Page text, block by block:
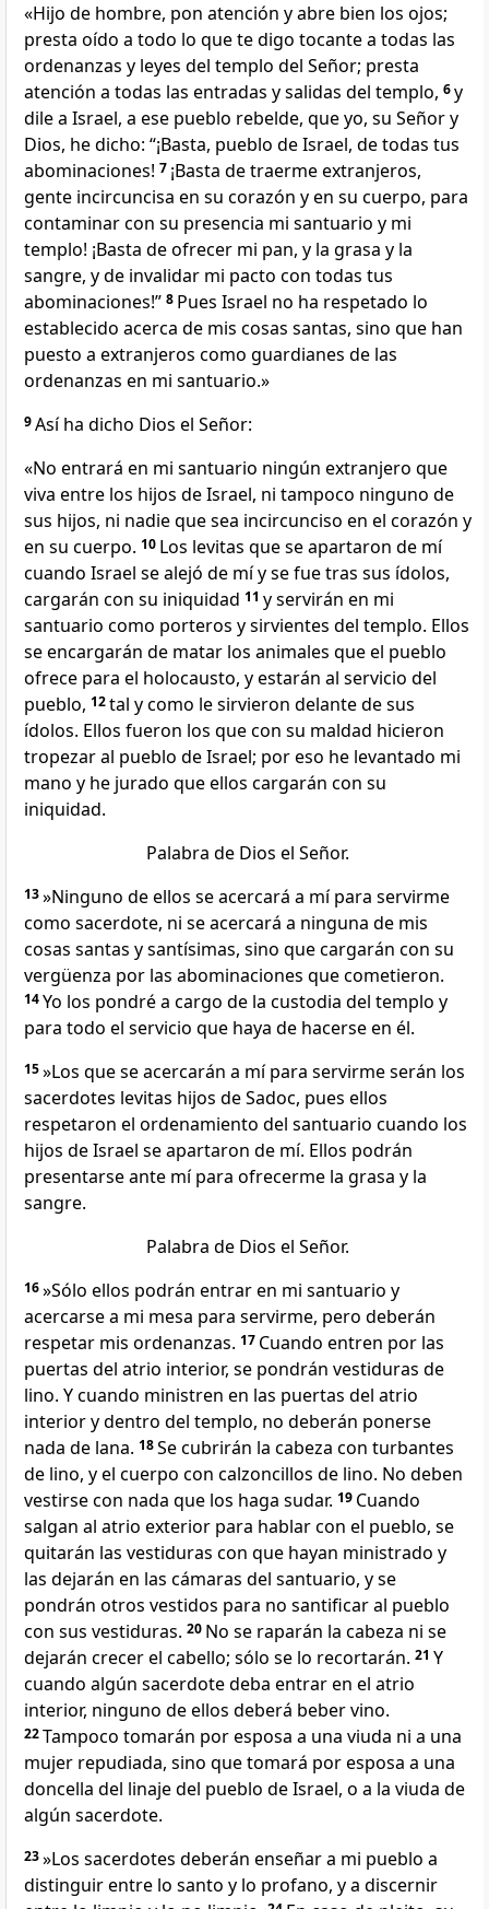
«Hijo de hombre, pon atención y abre bien los ojos;
presta oído a todo lo que te digo tocante a todas las
ordenanzas y leyes del templo del Señor; presta
atención a todas las entradas y salidas del templo, 6y
dile a Israel, a ese pueblo rebelde, que yo, su Señor y
Dios, he dicho: “¡Basta, pueblo de Israel, de todas tus
abominaciones! 7 ¡Basta de traerme extranjeros,
gente incircuncisa en su corazón y en su cuerpo, para
contaminar con su presencia mi santuario y mi
templo! ¡Basta de ofrecer mi pan, y la grasa y la
sangre, y de invalidar mi pacto con todas tus
abominaciones!” 8 Pues Israel no ha respetado lo
establecido acerca de mis cosas santas, sino que han
puesto a extranjeros como guardianes de las
ordenanzas en mi santuario.»
9Así ha dicho Dios el Señor:
«No entrará en mi santuario ningún extranjero que
viva entre los hijos de Israel, ni tampoco ninguno de
sus hijos, ni nadie que sea incircunciso en el corazón y
en su cuerpo. 10 Los levitas que se apartaron de mí
cuando Israel se alejó de mí y se fue tras sus ídolos,
cargarán con su iniquidad 11 y servirán en mi
santuario como porteros y sirvientes del templo. Ellos
se encargarán de matar los animales que el pueblo
ofrece para el holocausto, y estarán al servicio del
pueblo, 12tal y como le sirvieron delante de sus
ídolos. Ellos fueron los que con su maldad hicieron
tropezar al pueblo de Israel; por eso he levantado mi
mano y he jurado que ellos cargarán con su
iniquidad.
Palabra de Dios el Señor.
13»Ninguno de ellos se acercará a mí para servirme
como sacerdote, ni se acercará a ninguna de mis
cosas santas y santísimas, sino que cargarán con su
vergüenza por las abominaciones que cometieron.
14Yo los pondré a cargo de la custodia del templo y
para todo el servicio que haya de hacerse en él.
15»Los que se acercarán a mí para servirme serán los
sacerdotes levitas hijos de Sadoc, pues ellos
respetaron el ordenamiento del santuario cuando los
hijos de Israel se apartaron de mí. Ellos podrán
presentarse ante mí para ofrecerme la grasa y la
sangre.
Palabra de Dios el Señor.
16»Sólo ellos podrán entrar en mi santuario y
acercarse a mi mesa para servirme, pero deberán
respetar mis ordenanzas. 17 Cuando entren por las
puertas del atrio interior, se pondrán vestiduras de
lino. Y cuando ministren en las puertas del atrio
interior y dentro del templo, no deberán ponerse
nada de lana. 18Se cubrirán la cabeza con turbantes
de lino, y el cuerpo con calzoncillos de lino. No deben
vestirse con nada que los haga sudar. 19 Cuando
salgan al atrio exterior para hablar con el pueblo, se
quitarán las vestiduras con que hayan ministrado y
las dejarán en las cámaras del santuario, y se
pondrán otros vestidos para no santificar al pueblo
con sus vestiduras. 20 No se raparán la cabeza ni se
dejarán crecer el cabello; sólo se lo recortarán. 21 Y
cuando algún sacerdote deba entrar en el atrio
interior, ninguno de ellos deberá beber vino.
22Tampoco tomarán por esposa a una viuda ni a una
mujer repudiada, sino que tomará por esposa a una
doncella del linaje del pueblo de Israel, o a la viuda de
algún sacerdote.
23»Los sacerdotes deberán enseñar a mi pueblo a
distinguir entre lo santo y lo profano, y a discernir